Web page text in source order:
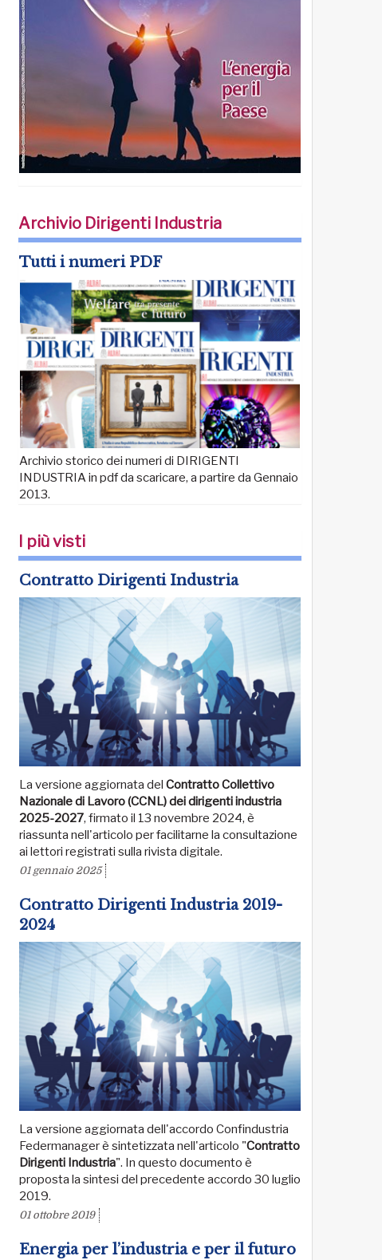
Archivio Dirigenti Industria
Tutti i numeri PDF
Archivio storico dei numeri di DIRIGENTI
INDUSTRIA in pdf da scaricare, a partire da Gennaio
2013.
I più visti
Contratto Dirigenti Industria
La versione aggiornata del Contratto Collettivo
Nazionale di Lavoro (CCNL) dei dirigenti industria
2025-2027, firmato il 13 novembre 2024, è
riassunta nell'articolo per facilitarne la consultazione
ai lettori registrati sulla rivista digitale.
01 gennaio 2025
Contratto Dirigenti Industria 2019-
2024
La versione aggiornata dell'accordo Confindustria
Federmanager è sintetizzata nell'articolo "Contratto
Dirigenti Industria". In questo documento è
proposta la sintesi del precedente accordo 30 luglio
2019.
01 ottobre 2019
Energia per l’industria e per il futuro